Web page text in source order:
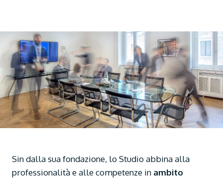
Sin dalla sua fondazione, lo Studio abbina alla
professionalità e alle competenze in ambito